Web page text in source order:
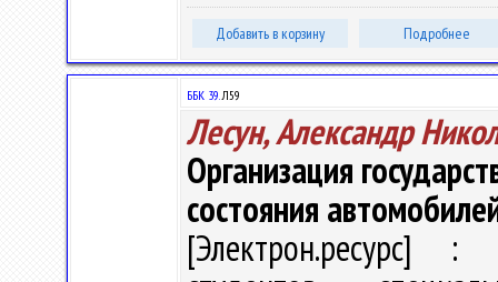
Добавить в корзину Подробнее
ББК 39.Л59
Лесун, Александр
Организация
состояния
[Электрон.ресурс] :